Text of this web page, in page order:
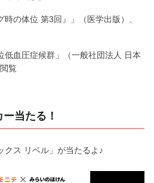
時の体位 第3回』」（医学出版）、
血圧症候群」（一般社団法人 日本
覧
当たる！
クス リベル」が当たるよ♪